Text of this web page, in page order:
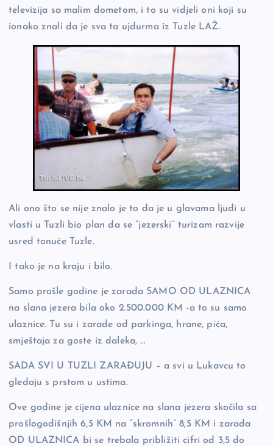
televizija sa malim dometom, i to su vidjeli oni koji su
ionako znali da je sva ta ujdurma iz Tuzle LAŽ.
Ali ono što se nije znalo je to da je u glavama ljudi u
vlasti u Tuzli bio plan da se “jezerski” turizam razvije
usred tonuće Tuzle.
I tako je na kraju i bilo.
Samo prošle godine je zarada SAMO OD ULAZNICA
na slana jezera bila oko 2.500.000 KM -a to su samo
ulaznice. Tu su i zarade od parkinga, hrane, pića,
smještaja za goste iz daleka, …
SADA SVI U TUZLI ZARAĐUJU – a svi u Lukavcu to
gledaju s prstom u ustima.
Ove godine je cijena ulaznice na slana jezera skočila sa
prošlogodišnjih 6,5 KM na “skromnih” 8,5 KM i zarada
OD ULAZNICA bi se trebala približiti cifri od 3,5 do